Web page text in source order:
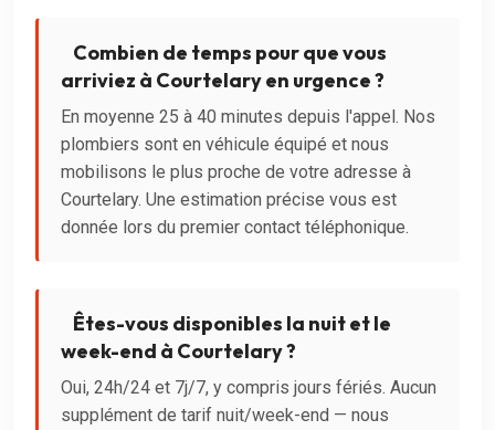
Combien de temps pour que vous
arriviez à Courtelary en urgence ?
En moyenne 25 à 40 minutes depuis l'appel. Nos
plombiers sont en véhicule équipé et nous
mobilisons le plus proche de votre adresse à
Courtelary. Une estimation précise vous est
donnée lors du premier contact téléphonique.
Êtes-vous disponibles la nuit et le
week-end à Courtelary ?
Oui, 24h/24 et 7j/7, y compris jours fériés. Aucun
supplément de tarif nuit/week-end — nous